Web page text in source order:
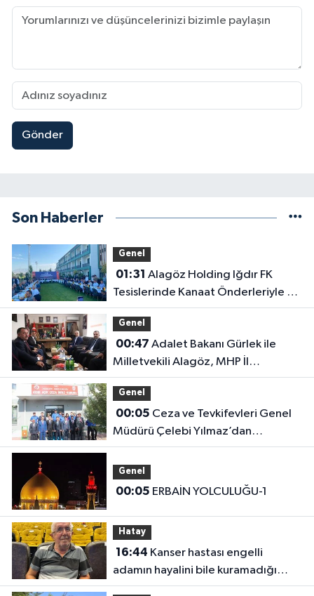
Gönder
Son Haberler
Genel
01:31
Tesislerinde Kanaat Önderleriyle Bir
Araya Geldiler
Genel
00:47
Milletvekili Alagöz, MHP İl
Başkanlığını Ziyaret Etti
Genel
00:05
Müdürü Çelebi Yılmaz’dan
Iğdır’daki Kurumlara Ziyaret ve
Üretim İncelemesi
Genel
00:05 ERBAİN YOLCULUĞU-1
Hatay
16:44
adamın hayalini bile kuramadığı
evine kavuşunca döktüğü gözyaşı